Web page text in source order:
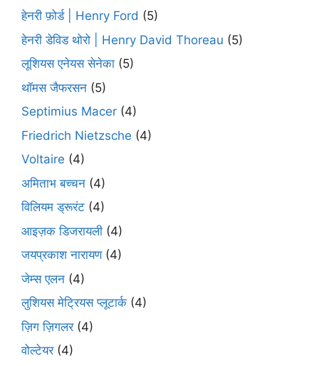
हेनरी फ़ोर्ड | Henry Ford (5)
हेनरी डेविड थोरो | Henry David Thoreau (5)
लूशियस एनेयस सेनेका (5)
थॉमस जैफरसन (5)
Septimius Macer (4)
Friedrich Nietzsche (4)
Voltaire (4)
अमिताभ बच्चन (4)
विलियम ड्रूरंट (4)
आइज़क डिजरायली (4)
जयप्रकाश नारायण(4)
जेम्स एलन (4)
लुशियस मेट्रियस प्लूटार्क (4)
ज़िग ज़िगलर(4)
वोल्टेयर(4)